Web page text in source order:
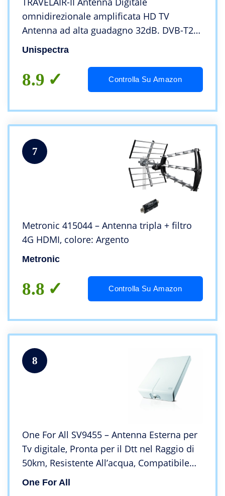
omnidirezionale amplificata HD TV
Antenna ad alta guadagno 32dB. DVB-T2
UHF FM DAB. 12V / 24V. Ideale per camper
camper roulotte barca di Unispectra
(Antenna)
Unispectra
8.9 Controlla Su Amazon
7
Metronic 415044 – Antenna tripla + filtro
4G HDMI, colore: Argento
Metronic
8.8 Controlla Su Amazon
8
One For All SV9455 – Antenna Esterna per
Tv digitale, Pronta per il Dtt nel Raggio di
50km, Resistente All’acqua, Compatibile
con 4K Ultra HD, Bianco
One For All